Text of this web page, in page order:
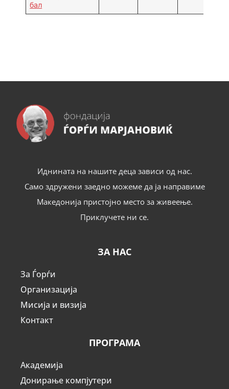
бал
Иднината на нашите деца зависи од нас.
Само здружени заедно можеме да ја направиме
Македонија пристојно место за живеење.
Приклучете ни се.
ЗА НАС
За Ѓорѓи
Организација
Мисија и визија
Контакт
ПРОГРАМА
Академија
Донирање компјутери